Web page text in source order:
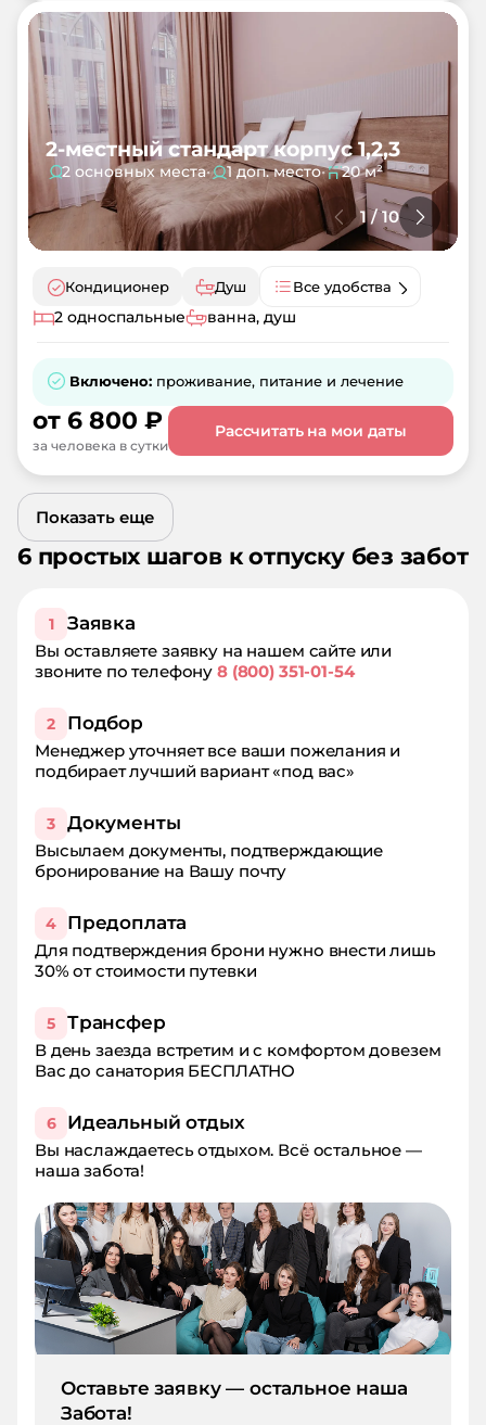
2-местный стандарт корпус 1,2,3
2 основных места• 1 доп. место• 20 м²
1/10
Кондиционер Душ
Все удобства
2 односпальные
ванна, душ
Включено: проживание, питание и лечение
от 6 800 ₽
за человека в сутки
Рассчитать на мои даты
Показать еще
6 простых шагов к отпуску без забот
1 Заявка
Вы оставляете заявку на нашем сайте или
звоните по телефону8 (800) 351-01-54
2 Подбор
Менеджер уточняет все ваши пожелания и
подбирает лучший вариант «под вас»
3 Документы
Высылаем документы, подтверждающие
бронирование на Вашу почту
4 Предоплата
Для подтверждения брони нужно внести лишь
30% от стоимости путевки
5 Трансфер
В день заезда встретим и с комфортом довезем
Вас до санатория БЕСПЛАТНО
6 Идеальный отдых
Вы наслаждаетесь отдыхом. Всё остальное —
наша забота!
Оставьте заявку — остальное наша
Забота!